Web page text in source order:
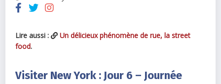
Lire aussi :
Un délicieux phénomène de rue, la street
food.
Visiter New York : Jour 6 – Journée